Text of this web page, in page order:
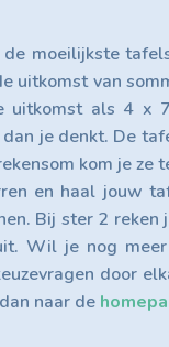
moeilijkste
uitkomst van
als 4 x
je denkt. De
kom je
en haal jouw
Bij ster 2
Wil je nog
door
naar de